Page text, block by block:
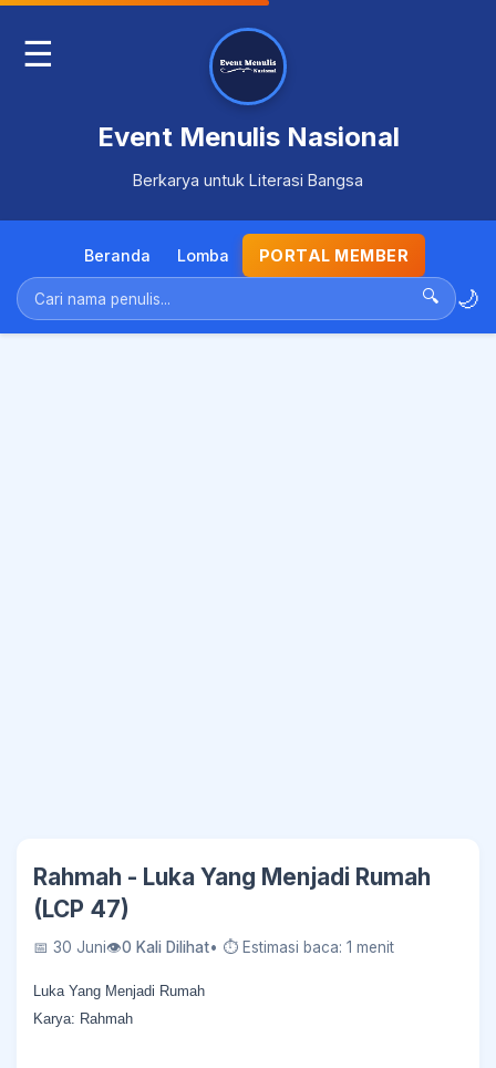
☰
Event Menulis Nasional
Berkarya untuk Literasi Bangsa
Beranda Lomba PORTAL MEMBER
🔍 🌙
Rahmah - Luka Yang Menjadi Rumah
(LCP 47)
📅 30 Juni👁0 Kali Dilihat• ⏱ Estimasi baca: 1 menit
Luka Yang Menjadi Rumah
Karya: Rahmah